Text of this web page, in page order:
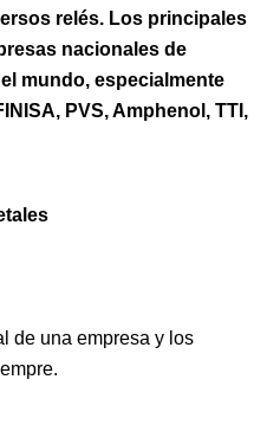
relés. Los principales
nacionales de
mundo, especialmente
PVS, Amphenol, TTI,
de una empresa y los